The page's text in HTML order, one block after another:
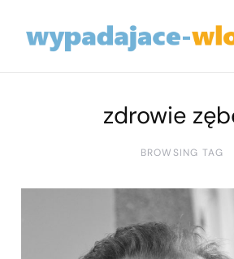
zdrowie
BROWSING TAG